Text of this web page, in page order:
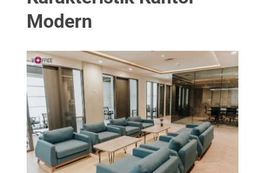
Modern